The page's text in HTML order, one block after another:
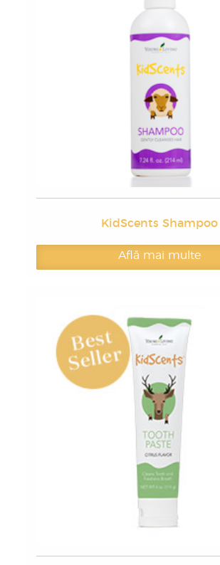
KidScents Shampoo
Află mai multe